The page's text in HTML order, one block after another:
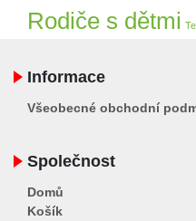
Rodiče s dětmi
Informace
Všeobecné obchodní
Společnost
Domů
Košík